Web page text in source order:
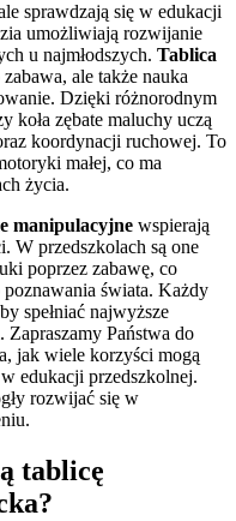
sprawdzają się w edukacji
umożliwiają rozwijanie
u najmłodszych. Tablica
ale także nauka
Dzięki różnorodnym
koła zębate maluchy uczą
koordynacji ruchowej. To
małej, co ma
życia.
manipulacyjne wspierają
W przedszkolach są one
poprzez zabawę, co
świata. Każdy
spełniać najwyższe
Zapraszamy Państwa do
jak wiele korzyści mogą
edukacji przedszkolnej.
rozwijać się w
tablicę